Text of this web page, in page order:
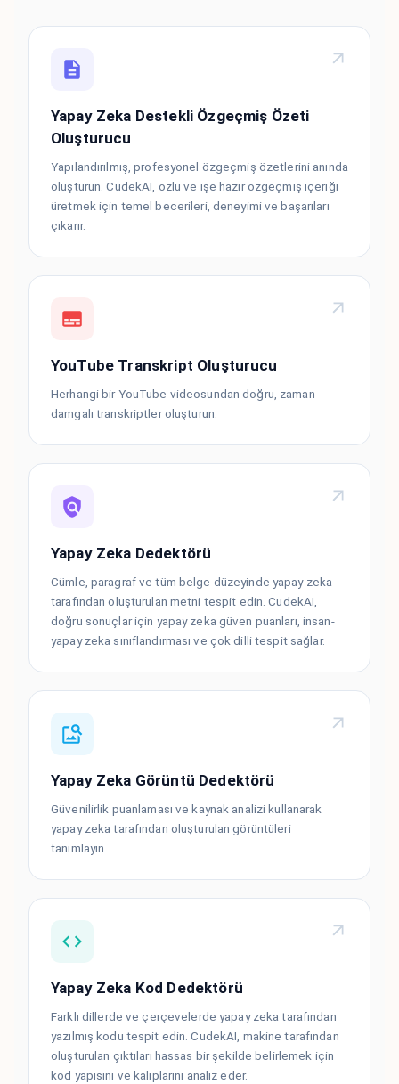
Yapay Zeka Destekli Özgeçmiş Özeti
Oluşturucu
Yapılandırılmış, profesyonel özgeçmiş özetlerini anında
oluşturun. CudekAI, özlü ve işe hazır özgeçmiş içeriği
üretmek için temel becerileri, deneyimi ve başarıları
çıkarır.
YouTube Transkript Oluşturucu
Herhangi bir YouTube videosundan doğru, zaman
damgalı transkriptler oluşturun.
Yapay Zeka Dedektörü
Cümle, paragraf ve tüm belge düzeyinde yapay zeka
tarafından oluşturulan metni tespit edin. CudekAI,
doğru sonuçlar için yapay zeka güven puanları, insan-
yapay zeka sınıflandırması ve çok dilli tespit sağlar.
Yapay Zeka Görüntü Dedektörü
Güvenilirlik puanlaması ve kaynak analizi kullanarak
yapay zeka tarafından oluşturulan görüntüleri
tanımlayın.
Yapay Zeka Kod Dedektörü
Farklı dillerde ve çerçevelerde yapay zeka tarafından
yazılmış kodu tespit edin. CudekAI, makine tarafından
oluşturulan çıktıları hassas bir şekilde belirlemek için
kod yapısını ve kalıplarını analiz eder.